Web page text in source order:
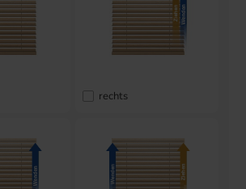
rechts